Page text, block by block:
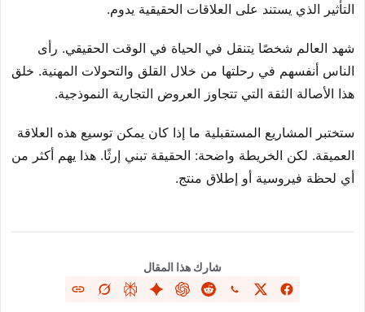
التأثير الذي يستند على العلاقات الحقيقية يدوم.
شهد العالم شخصًا يتنقل في الحياة في الوقت الحقيقي. رأى
الناس أنفسهم في رحلتها من خلال القلق والتحولات المهنية. خلق
هذا الأصالة الثقة التي تتجاوز العروض التجارية النموذجية.
ستختبر المشاريع المستقبلية ما إذا كان يمكن توسيع هذه العلاقة
العميقة. لكن الخريطة واضحة: الحقيقة تبني إرثًا. هذا يهم أكثر من
أي لحظة فيروسية أو إطلاق منتج.
شارك هذا المقال